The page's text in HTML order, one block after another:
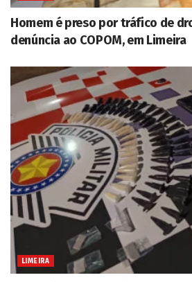
Homem é preso por tráfico de
denúncia ao COPOM, em Limeira
LIMEIRA